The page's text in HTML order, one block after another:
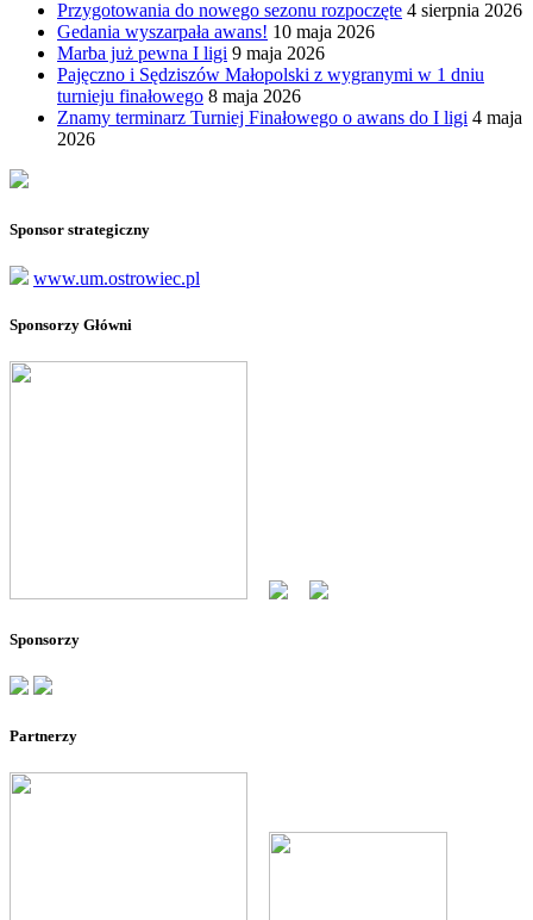
Przygotowania do nowego sezonu rozpoczęte 4 sierpnia 2026
Gedania wyszarpała awans! 10 maja 2026
Marba już pewna I ligi 9 maja 2026
Pajęczno i Sędziszów Małopolski z wygranymi w 1 dniu
turnieju finałowego 8 maja 2026
Znamy terminarz Turniej Finałowego o awans do I ligi 4 maja
2026
Sponsor strategiczny
www.um.ostrowiec.pl
Sponsorzy Główni
Sponsorzy
Partnerzy